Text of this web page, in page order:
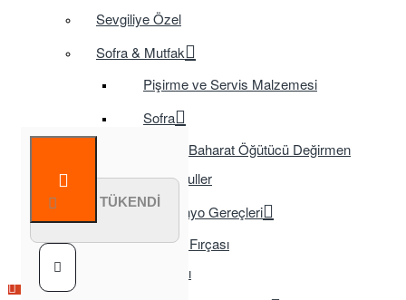
Sevgiliye Özel
Sofra & Mutfak
Pişirme ve Servis Malzemesi
Sofra
Baharat Öğütücü Değirmen
Tasarruflu Ampuller
Temizlik ve Banyo Gereçleri
Tuvalet Fırçası
TV Aksesuarları
STOK TÜKENDİ
Çok Satılan Ürün
Çok Satılan Ürün